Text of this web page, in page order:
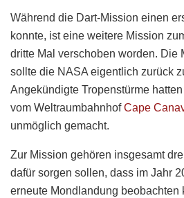
Während die Dart-Mission einen
konnte, ist eine weitere Mission
dritte Mal verschoben worden. Die
sollte die NASA eigentlich zurück
Angekündigte Tropenstürme
vom WeltraumbahnhofCape
unmöglich gemacht.
Zur Mission gehören insgesamt
dafür sorgen sollen, dass im Jahr
erneute Mondlandung beobachten